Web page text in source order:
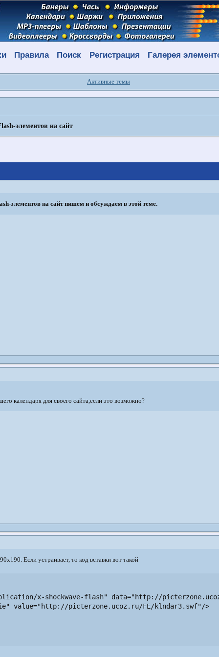
Правила Поиск Регистрация Галерея
Активные темы
элементов на сайт
элементов на сайт пишем и обсуждаем в этой теме.
календаря для своего сайта,если это возможно?
Если устраивает, то код вставки вот такой
x-shockwave-flash" data="http://
value="http://picterzone.ucoz.ru/FE/klndar3.swf"/>